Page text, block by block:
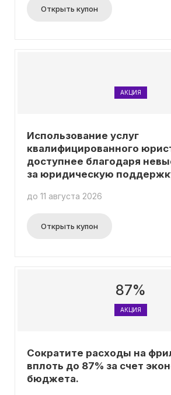
Открыть купон
АКЦИЯ
Использование услуг
квалифицированного
доступнее благодаря
за юридическую
до 11 августа 2026
Открыть купон
87%
АКЦИЯ
Сократите расходы на
вплоть до 87% за счет
бюджета.